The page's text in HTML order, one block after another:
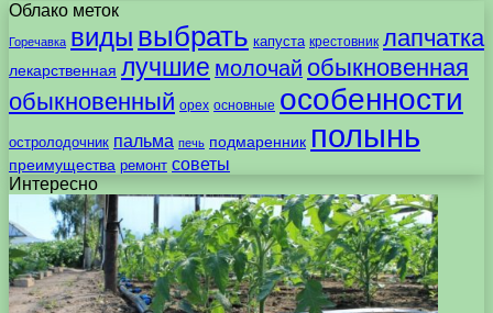
Облако меток
Горечавка виды выбрать капуста крестовник лапчатка
лекарственная лучшие молочай обыкновенная
обыкновенный орех основные особенности
остролодочник пальма печь подмаренник полынь
преимущества ремонт советы
Интересно